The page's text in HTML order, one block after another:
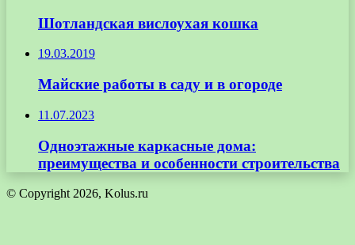
Шотландская вислоухая кошка
19.03.2019
Майские работы в саду и в огороде
11.07.2023
Одноэтажные каркасные дома:
преимущества и особенности строительства
© Copyright 2026, Kolus.ru